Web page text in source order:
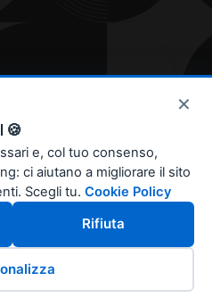
ragazzi. CUBE è una
con un eccellente
3T è leader nel
e tra i più grandi
Anche nel nostro e-
nel nostro Store, potrai
alle tue esigenze!
×
🍪
e, col tuo consenso,
ci aiutano a migliorare il sito
Scegli tu. Cookie Policy
Rifiuta